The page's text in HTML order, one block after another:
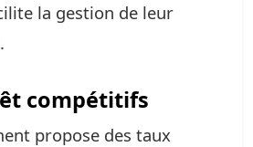
la gestion de leur
compétitifs
propose des taux